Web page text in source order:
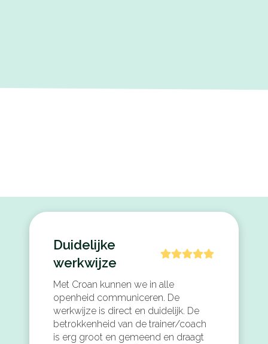
Duidelijke
werkwijze
Met Croan kunnen we in alle
openheid communiceren. De
werkwijze is direct en duidelijk. De
betrokkenheid van de trainer/coach
is erg groot en gemeend en draagt